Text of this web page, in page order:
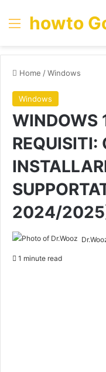
Menu
howto
Home /Windows
Windows
WINDOWS
REQUISITI:
2024/
1 minute read